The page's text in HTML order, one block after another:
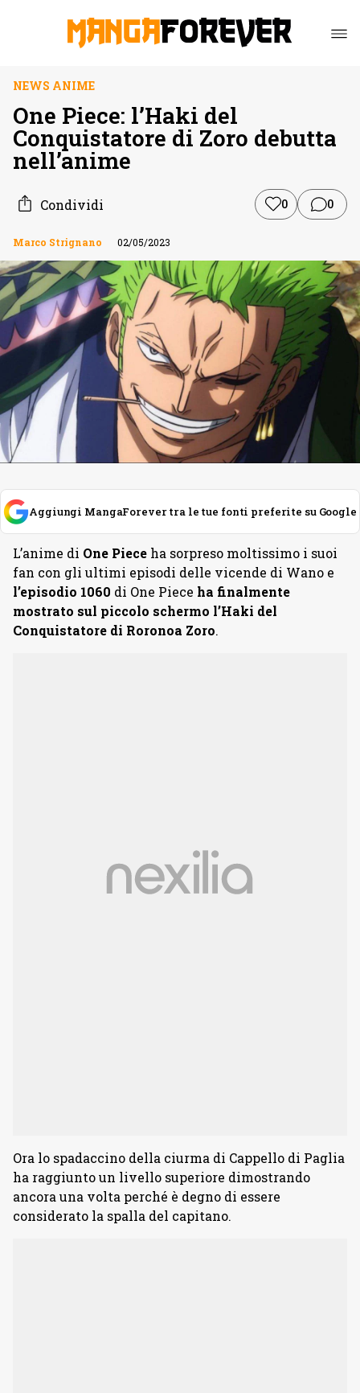
NEWS ANIME
One Piece: l’Haki del
Conquistatore di Zoro debutta
nell’anime
Condividi 0 0
Marco Strignano 02/05/2023
Aggiungi MangaForever tra le tue fonti preferite su Google
L’anime di One Piece ha sorpreso moltissimo i suoi
fan con gli ultimi episodi delle vicende di Wano e
l’episodio 1060 di One Piece ha finalmente
mostrato sul piccolo schermo l’Haki del
Conquistatore di Roronoa Zoro.
Ora lo spadaccino della ciurma di Cappello di Paglia
ha raggiunto un livello superiore dimostrando
ancora una volta perché è degno di essere
considerato la spalla del capitano.